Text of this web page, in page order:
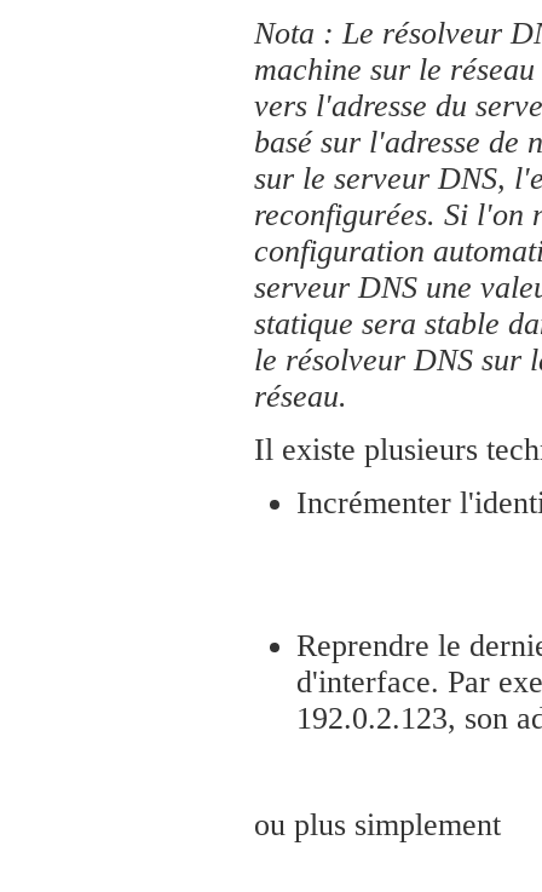
Nota : Le résolveur
machine sur le
vers l'adresse du
basé sur l'adresse de
sur le serveur DNS,
reconfigurées. Si l'on
configuration
serveur DNS une
statique sera stable
le résolveur DNS sur
réseau.
Il existe plusieurs
Incrémenter
Reprendre le
d'interface. Par
192.0.2.123, son
ou plus simplement